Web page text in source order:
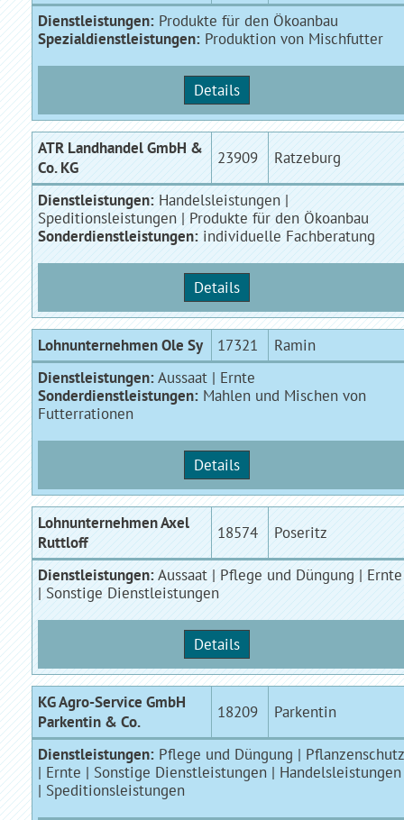
Dienstleistungen: Produkte für den Ökoanbau
Spezialdienstleistungen: Produktion von Mischfutter
Details
ATR Landhandel GmbH &
Co. KG
23909 Ratzeburg
Dienstleistungen: Handelsleistungen |
Speditionsleistungen | Produkte für den Ökoanbau
Sonderdienstleistungen: individuelle Fachberatung
Details
Lohnunternehmen Ole Sy 17321
Ramin
Dienstleistungen:Aussaat | Ernte
Sonderdienstleistungen: Mahlen und Mischen von
Futterrationen
Details
Lohnunternehmen Axel
Ruttloff
18574 Poseritz
Dienstleistungen:Aussaat | Pflege und Düngung | Ernte
| Sonstige Dienstleistungen
Details
KG Agro-Service GmbH
Parkentin & Co.
18209 Parkentin
Dienstleistungen: Pflege und Düngung | Pflanzenschutz
| Ernte | Sonstige Dienstleistungen | Handelsleistungen
| Speditionsleistungen